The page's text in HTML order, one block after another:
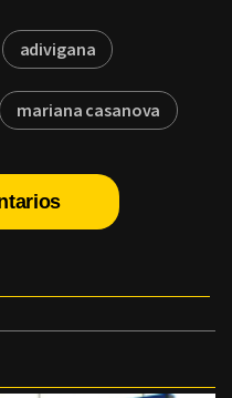
adivigana
mariana casanova